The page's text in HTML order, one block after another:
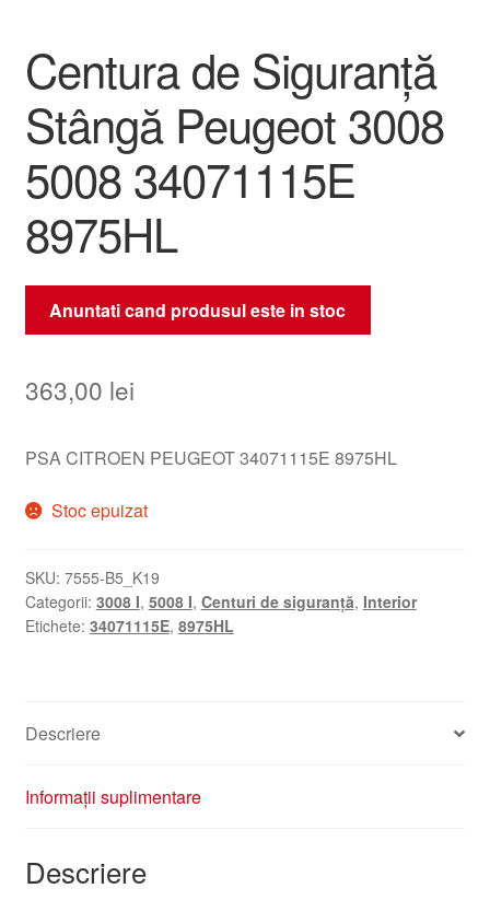
Termeni si conditii
Centura de Siguranță
Stângă Peugeot 3008
5008 34071115E
8975HL
Anuntati cand produsul este in stoc
363,00 lei
PSA CITROEN PEUGEOT 34071115E 8975HL
Stoc epuizat
SKU: 7555-B5_K19
Categorii: 3008 I, 5008 I, Centuri de siguranță, Interior
Etichete: 34071115E, 8975HL
Descriere
Informații suplimentare
Descriere